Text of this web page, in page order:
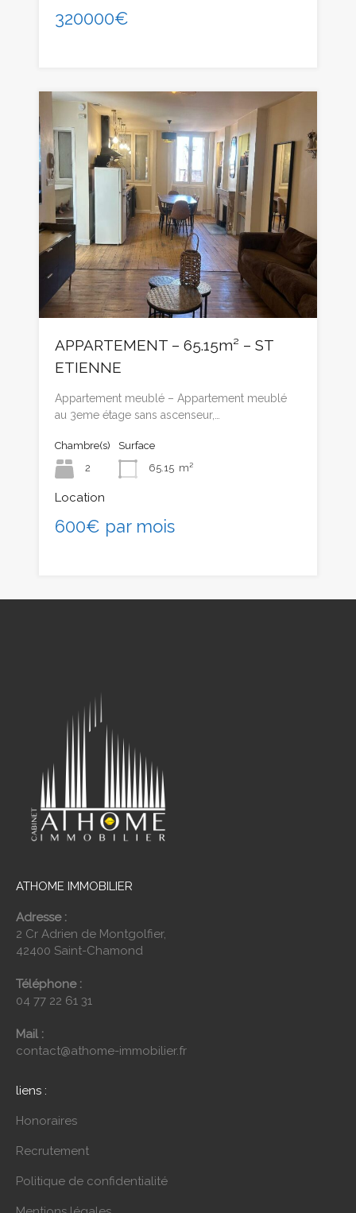
320000€
APPARTEMENT – 65.15m² – ST
ETIENNE
Appartement meublé – Appartement meublé
au 3eme étage sans ascenseur,…
Chambre(s)
2
Surface
65.15 m²
Location
600€ par mois
ATHOME IMMOBILIER
Adresse :
2 Cr Adrien de Montgolfier,
42400 Saint-Chamond
Téléphone :
04 77 22 61 31
Mail :
contact@athome-immobilier.fr
liens :
Honoraires
Recrutement
Politique de confidentialité